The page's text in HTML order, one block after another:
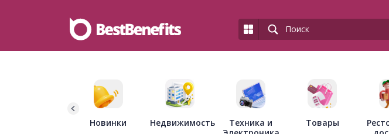
Новинки Недвижимость
Техника и
Товары